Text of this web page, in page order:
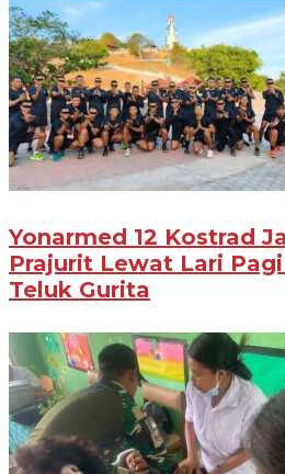
Yonarmed 12 Kostrad
Prajurit Lewat Lari
Teluk Gurita